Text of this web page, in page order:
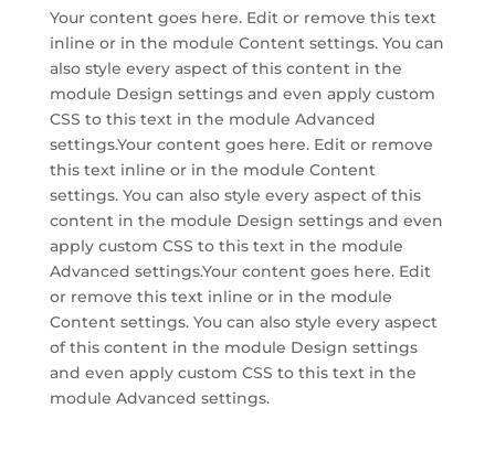
Your content goes here. Edit or remove this text
inline or in the module Content settings. You can
also style every aspect of this content in the
module Design settings and even apply custom
CSS to this text in the module Advanced
settings.Your content goes here. Edit or remove
this text inline or in the module Content
settings. You can also style every aspect of this
content in the module Design settings and even
apply custom CSS to this text in the module
Advanced settings.Your content goes here. Edit
or remove this text inline or in the module
Content settings. You can also style every aspect
of this content in the module Design settings
and even apply custom CSS to this text in the
module Advanced settings.